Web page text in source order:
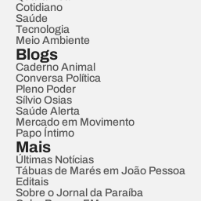
Cotidiano
Saúde
Tecnologia
Meio Ambiente
Blogs
Caderno Animal
Conversa Política
Pleno Poder
Sílvio Osias
Saúde Alerta
Mercado em Movimento
Papo Íntimo
Mais
Últimas Notícias
Tábuas de Marés em João Pessoa
Editais
Sobre o Jornal da Paraíba